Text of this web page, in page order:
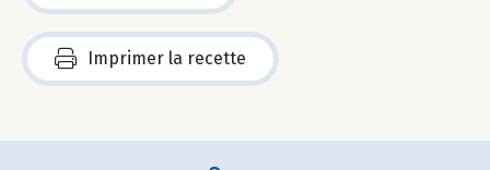
Imprimer la recette